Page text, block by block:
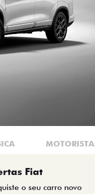
Fiat
o seu carro novo